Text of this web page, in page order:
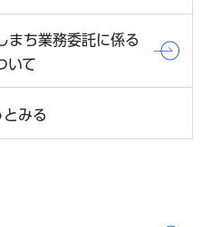
まち業務委託に係る
いて
とみる